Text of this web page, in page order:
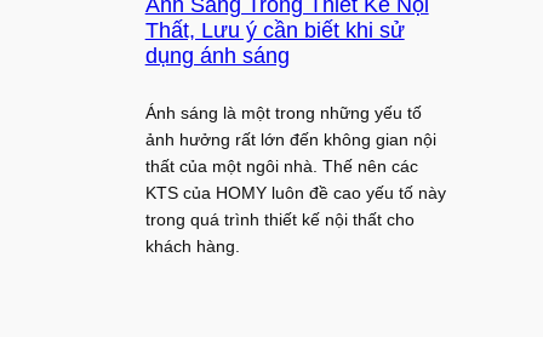
Thất, Lưu ý cần biết khi sử
dụng ánh sáng
Ánh sáng là một trong những yếu tố
ảnh hưởng rất lớn đến không gian nội
thất của một ngôi nhà. Thế nên các
KTS của HOMY luôn đề cao yếu tố này
trong quá trình thiết kế nội thất cho
khách hàng.